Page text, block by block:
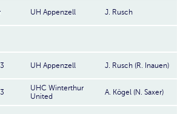
UH Appenzell J. Rusch
UH Appenzell J. Rusch (R. Inauen)
UHC Winterthur
United
A. Kögel (N. Saxer)